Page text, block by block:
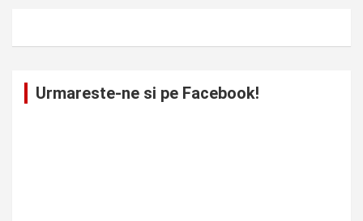
Urmareste-ne si pe Facebook!